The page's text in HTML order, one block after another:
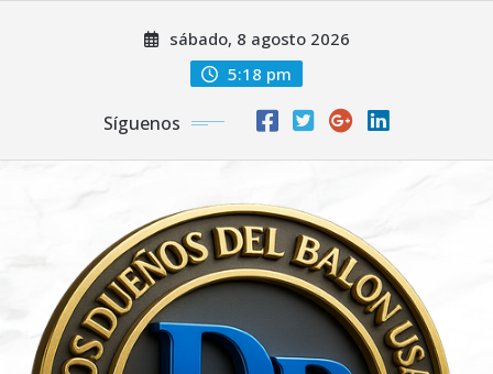
sábado, 8 agosto 2026
5:18 pm
Síguenos